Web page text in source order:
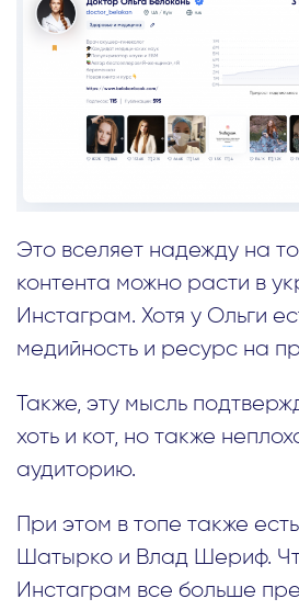
Это вселяет надежду на
контента можно расти в
Инстаграм. Хотя у Ольги
медийность и ресурс на
Также, эту мысль
хоть и кот, но также
аудиторию.
При этом в топе также
Шатырко и Влад Шериф.
Инстаграм все больше